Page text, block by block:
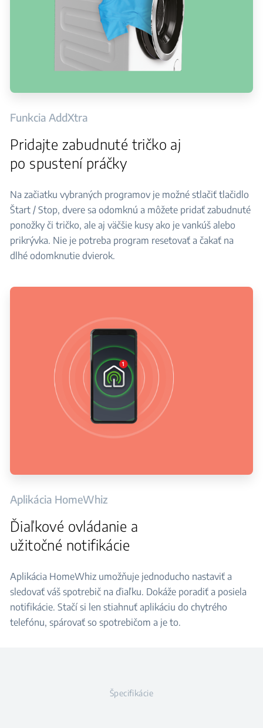
Funkcia AddXtra
Pridajte zabudnuté tričko aj
po spustení práčky
Na začiatku vybraných programov je možné stlačiť tlačidlo
Štart / Stop, dvere sa odomknú a môžete pridať zabudnuté
ponožky či tričko, ale aj väčšie kusy ako je vankúš alebo
prikrývka. Nie je potreba program resetovať a čakať na
dlhé odomknutie dvierok.
Aplikácia HomeWhiz
Ďiaľkové ovládanie a
užitočné notifikácie
Aplikácia HomeWhiz umožňuje jednoducho nastaviť a
sledovať váš spotrebič na ďiaľku. Dokáže poradiť a posiela
notifikácie. Stačí si len stiahnuť aplikáciu do chytrého
telefónu, spárovať so spotrebičom a je to.
Špecifikácie